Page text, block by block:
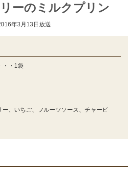
ーのミルクプリン
年3月13日放送
・・1袋
ー、いちご、フルーツソース、チャービ